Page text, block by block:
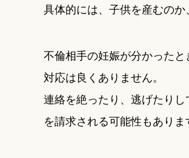
具体的には、子供を産むの
不倫相手の妊娠が分かった
対応は良くありません。
連絡を絶ったり、逃げたり
を請求される可能性もありま